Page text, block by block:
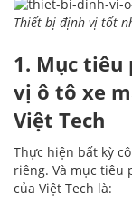
Thiết bị định vị tốt
1. Mục
vị ô tô xe
Việt Tech
Thực hiện bất kỳ
riêng. Và mục tiêu
của Việt Tech là: